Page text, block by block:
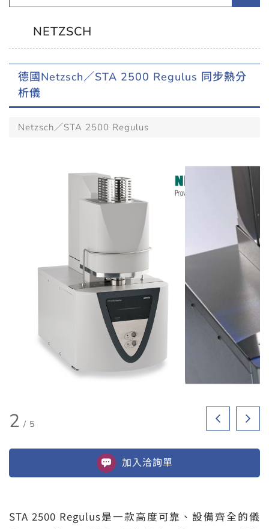
NETZSCH
德國Netzsch／STA 2500 Regulus 同步熱分
析儀
Netzsch／STA 2500 Regulus
2 / 5
加入洽詢單
STA 2500 Regulus是一款高度可靠、設備齊全的儀